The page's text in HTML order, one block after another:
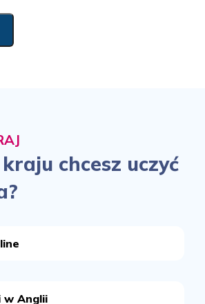
chcesz uczyć
w Anglii